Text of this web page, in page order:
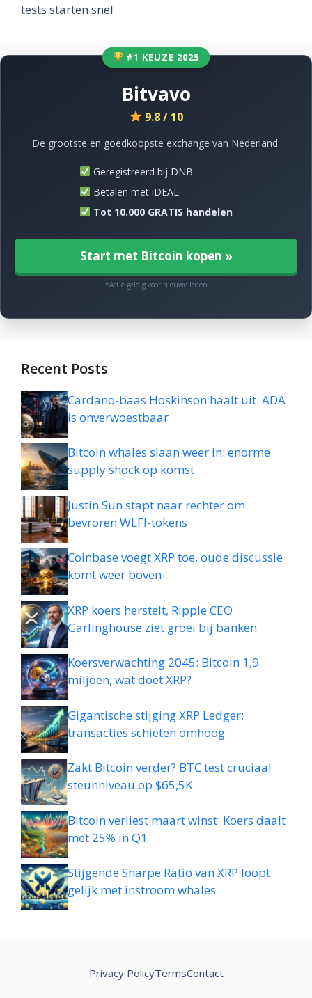
tests starten snel
#1 KEUZE 2025
Bitvavo
9.8 / 10
De grootste en goedkoopste exchange van Nederland.
Geregistreerd bij DNB
Betalen met iDEAL
Tot 10.000 GRATIS handelen
Start met Bitcoin kopen »
*Actie geldig voor nieuwe leden
Recent Posts
Cardano-baas Hoskinson haalt uit: ADA
is onverwoestbaar
Bitcoin whales slaan weer in: enorme
supply shock op komst
Justin Sun stapt naar rechter om
bevroren WLFI-tokens
Coinbase voegt XRP toe, oude discussie
komt weer boven
XRP koers herstelt, Ripple CEO
Garlinghouse ziet groei bij banken
Koersverwachting 2045: Bitcoin 1,9
miljoen, wat doet XRP?
Gigantische stijging XRP Ledger:
transacties schieten omhoog
Zakt Bitcoin verder? BTC test cruciaal
steunniveau op $65,5K
Bitcoin verliest maart winst: Koers daalt
met 25% in Q1
Stijgende Sharpe Ratio van XRP loopt
gelijk met instroom whales
Privacy PolicyTermsContact